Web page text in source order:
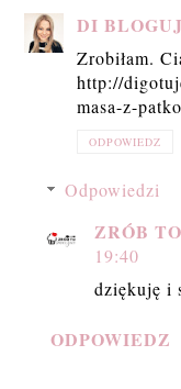
DI
Zrobiłam.
http://
masa-z-
ODPOWIEDZ
Odpowiedzi
ZRÓB
19:40
dziękuję i
ODPOWIEDZ